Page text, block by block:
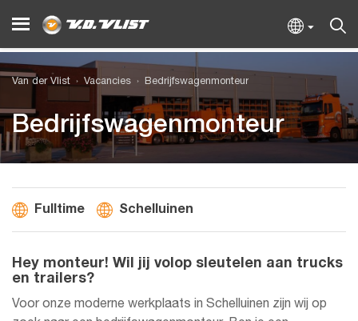
Van der Vlist Vacancies Bedrijfswagenmonteur
Bedrijfswagenmonteur
Fulltime Schelluinen
Hey monteur! Wil jij volop sleutelen aan trucks
en trailers?
Voor onze moderne werkplaats in Schelluinen zijn wij op